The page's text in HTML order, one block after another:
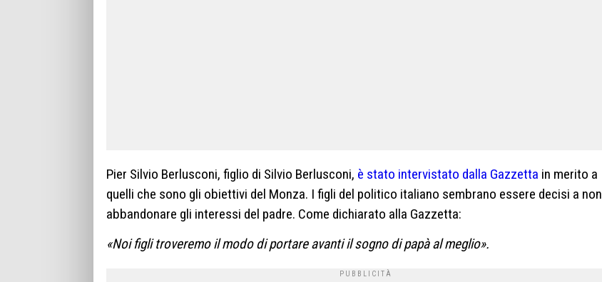
Pier Silvio Berlusconi, figlio di Silvio Berlusconi, è stato intervistato dalla Gazzetta in merito a
quelli che sono gli obiettivi del Monza. I figli del politico italiano sembrano essere decisi a non
abbandonare gli interessi del padre. Come dichiarato alla Gazzetta:
«Noi figli troveremo il modo di portare avanti il sogno di papà al meglio».